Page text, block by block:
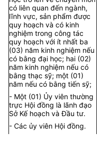
có liên quan đến ngành,
lĩnh vực, sản phẩm được
quy hoạch và có kinh
nghiệm trong công tác
quy hoạch với ít nhất ba
(03) năm kinh nghiệm nếu
có bằng đại học; hai (02)
năm kinh nghiệm nếu có
bằng thạc sỹ; một (01)
năm nếu có bằng tiến sỹ;
- Một (01) Ủy viên thường
trực Hội đồng là lãnh đạo
Sở Kế hoạch và Đầu tư.
- Các ủy viên Hội đồng.